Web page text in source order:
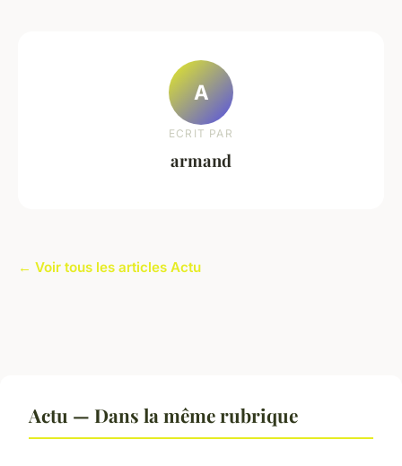
A
ECRIT PAR
armand
← Voir tous les articles Actu
Actu — Dans la même rubrique